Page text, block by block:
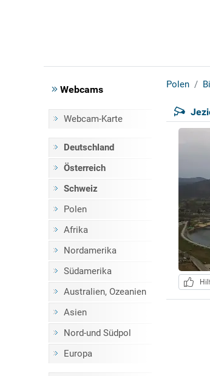
Webcams
Webcam-Karte
Deutschland
Österreich
Schweiz
Polen
Afrika
Nordamerika
Südamerika
Australien, Ozeanien
Asien
Nord-und Südpol
Europa
Polen